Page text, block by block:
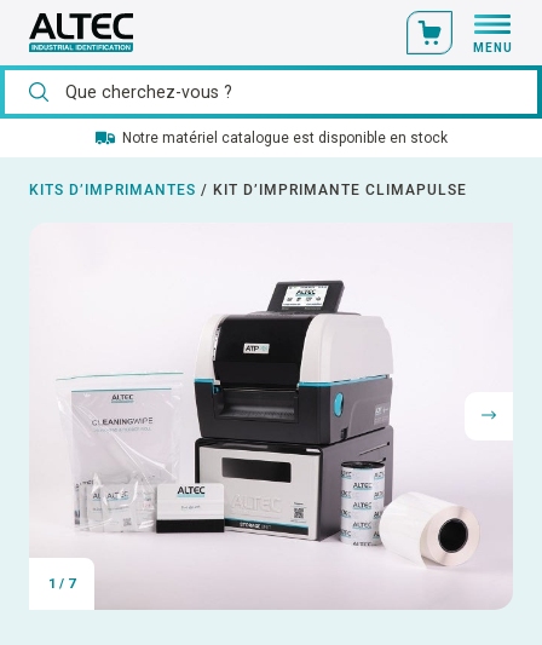
MENU
Notre matériel catalogue est disponible en stock
KITS D’IMPRIMANTES / KIT D’IMPRIMANTE CLIMAPULSE
1 / 7